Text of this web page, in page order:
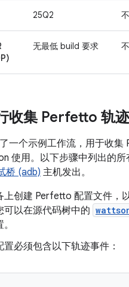
25Q2
无最低 build 要求
收集 Perfetto 轨迹
一个示例工作流，用于收集
使用。以下步骤中列出的
桥 (adb) 主机发出。
上创建 Perfetto 配置文件，
可以在源代码树中的
置必须包含以下轨迹事件：